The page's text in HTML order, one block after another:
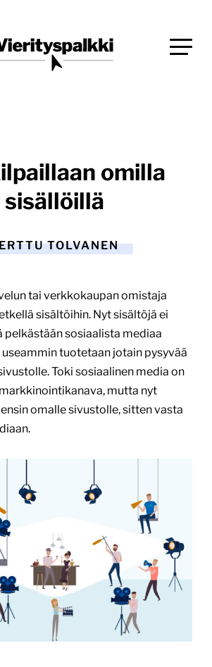
omilla
sisällöillä
TOLVANEN
tai verkkokaupan omistaja
sisältöihin. Nyt sisältöjä ei
pelkästään sosiaalista mediaa
useammin tuotetaan jotain pysyvää
Toki sosiaalinen media on
mutta nyt
omalle sivustolle, sitten vasta